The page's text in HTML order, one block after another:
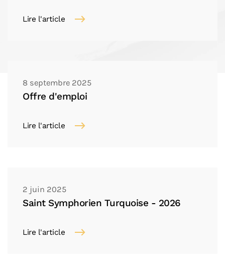
Lire l'article
8 septembre 2025
Offre d'emploi
Lire l'article
2 juin 2025
Saint Symphorien Turquoise - 2026
Lire l'article